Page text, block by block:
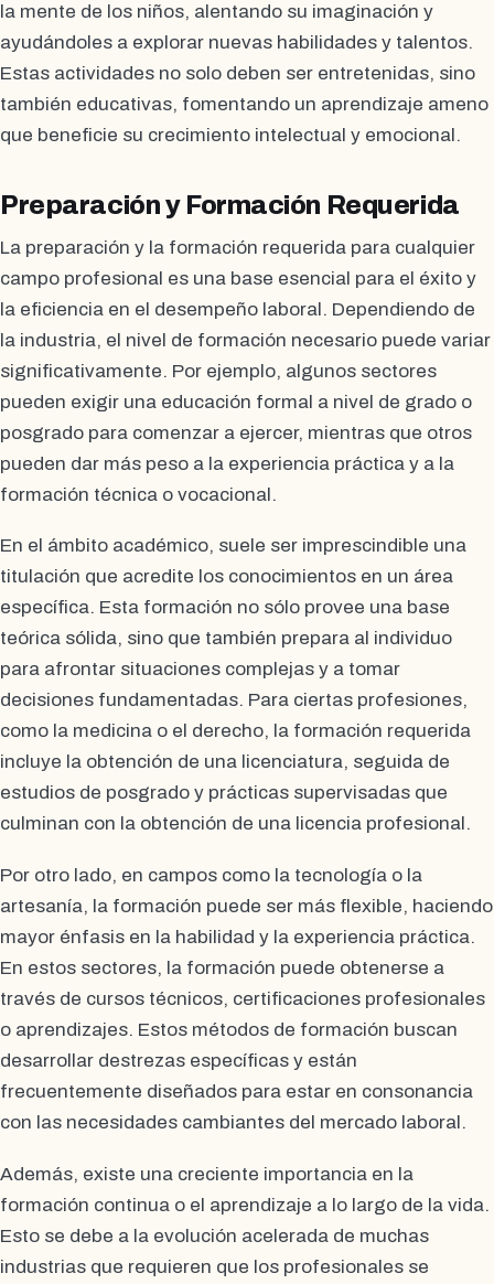
la mente de los niños, alentando su imaginación y
ayudándoles a explorar nuevas habilidades y talentos.
Estas actividades no solo deben ser entretenidas, sino
también educativas, fomentando un aprendizaje ameno
que beneficie su crecimiento intelectual y emocional.
Preparación y Formación Requerida
La preparación y la formación requerida para cualquier
campo profesional es una base esencial para el éxito y
la eficiencia en el desempeño laboral. Dependiendo de
la industria, el nivel de formación necesario puede variar
significativamente. Por ejemplo, algunos sectores
pueden exigir una educación formal a nivel de grado o
posgrado para comenzar a ejercer, mientras que otros
pueden dar más peso a la experiencia práctica y a la
formación técnica o vocacional.
En el ámbito académico, suele ser imprescindible una
titulación que acredite los conocimientos en un área
específica. Esta formación no sólo provee una base
teórica sólida, sino que también prepara al individuo
para afrontar situaciones complejas y a tomar
decisiones fundamentadas. Para ciertas profesiones,
como la medicina o el derecho, la formación requerida
incluye la obtención de una licenciatura, seguida de
estudios de posgrado y prácticas supervisadas que
culminan con la obtención de una licencia profesional.
Por otro lado, en campos como la tecnología o la
artesanía, la formación puede ser más flexible, haciendo
mayor énfasis en la habilidad y la experiencia práctica.
En estos sectores, la formación puede obtenerse a
través de cursos técnicos, certificaciones profesionales
o aprendizajes. Estos métodos de formación buscan
desarrollar destrezas específicas y están
frecuentemente diseñados para estar en consonancia
con las necesidades cambiantes del mercado laboral.
Además, existe una creciente importancia en la
formación continua o el aprendizaje a lo largo de la vida.
Esto se debe a la evolución acelerada de muchas
industrias que requieren que los profesionales se